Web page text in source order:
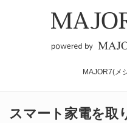
MAJOR7(メ
スマート家電を取